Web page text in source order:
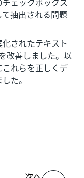
ェックボックス
抽出される問題
されたテキスト
改善しました。以
れらを正しくデ
た。